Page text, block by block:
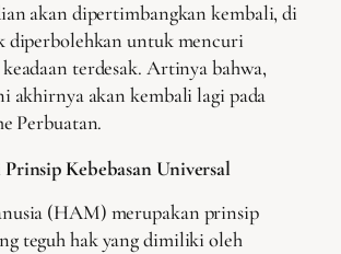
akan dipertimbangkan kembali, di
diperbolehkan untuk mencuri
terdesak. Artinya bahwa,
akhirnya akan kembali lagi pada
Perbuatan.
Kebebasan Universal
(HAM) merupakan prinsip
teguh hak yang dimiliki oleh